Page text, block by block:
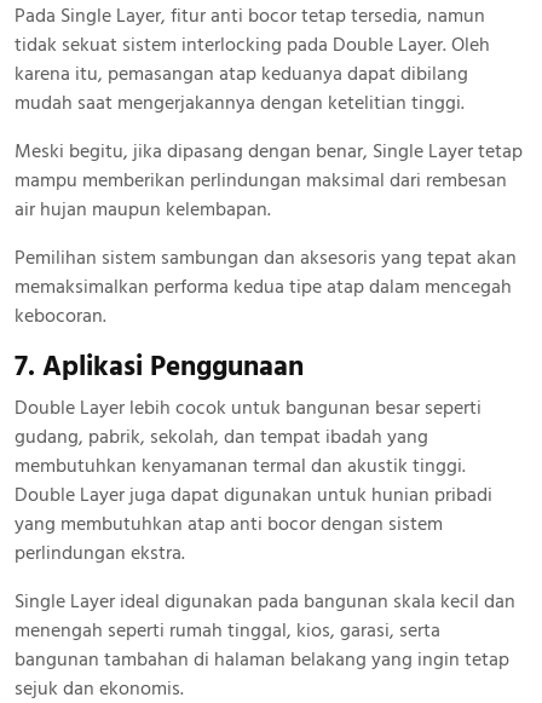
Pada Single Layer, fitur anti bocor tetap tersedia, namun
tidak sekuat sistem interlocking pada Double Layer. Oleh
karena itu, pemasangan atap keduanya dapat dibilang
mudah saat mengerjakannya dengan ketelitian tinggi.
Meski begitu, jika dipasang dengan benar, Single Layer tetap
mampu memberikan perlindungan maksimal dari rembesan
air hujan maupun kelembapan.
Pemilihan sistem sambungan dan aksesoris yang tepat akan
memaksimalkan performa kedua tipe atap dalam mencegah
kebocoran.
7. Aplikasi Penggunaan
Double Layer lebih cocok untuk bangunan besar seperti
gudang, pabrik, sekolah, dan tempat ibadah yang
membutuhkan kenyamanan termal dan akustik tinggi.
Double Layer juga dapat digunakan untuk hunian pribadi
yang membutuhkan atap anti bocor dengan sistem
perlindungan ekstra.
Single Layer ideal digunakan pada bangunan skala kecil dan
menengah seperti rumah tinggal, kios, garasi, serta
bangunan tambahan di halaman belakang yang ingin tetap
sejuk dan ekonomis.